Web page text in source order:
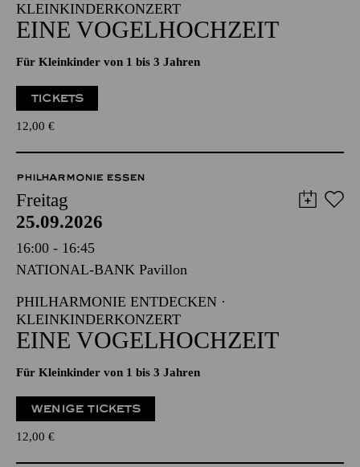
KLEINKINDERKONZERT
EINE VOGELHOCHZEIT
Für Kleinkinder von 1 bis 3 Jahren
TICKETS
12,00 €
PHILHARMONIE ESSEN
Freitag
25.09.2026
16:00 - 16:45
NATIONAL-BANK Pavillon
PHILHARMONIE ENTDECKEN ·
KLEINKINDERKONZERT
EINE VOGELHOCHZEIT
Für Kleinkinder von 1 bis 3 Jahren
WENIGE TICKETS
12,00 €